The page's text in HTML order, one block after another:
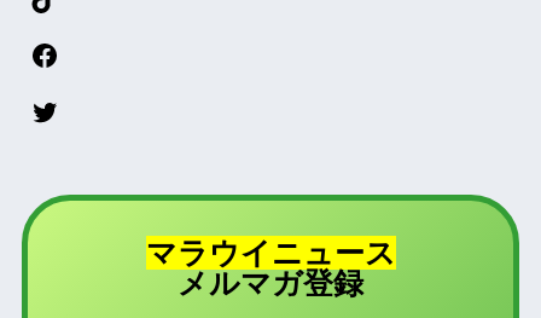
マラウイニュース
メルマガ登録